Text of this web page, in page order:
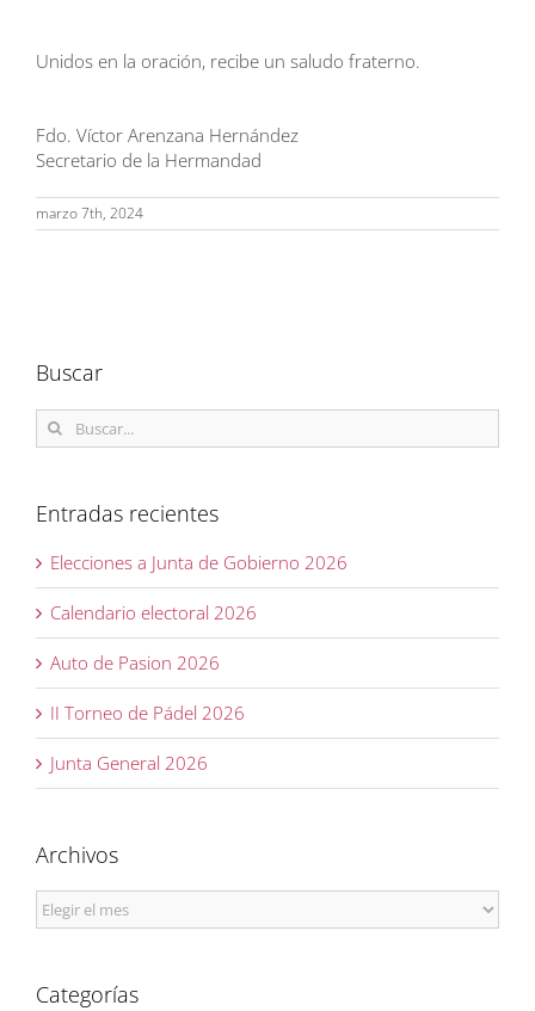
Unidos en la oración, recibe un saludo fraterno.
Fdo. Víctor Arenzana Hernández
Secretario de la Hermandad
marzo 7th, 2024
Buscar
Buscar:
Entradas recientes
Elecciones a Junta de Gobierno 2026
Calendario electoral 2026
Auto de Pasion 2026
II Torneo de Pádel 2026
Junta General 2026
Archivos
Archivos
Categorías